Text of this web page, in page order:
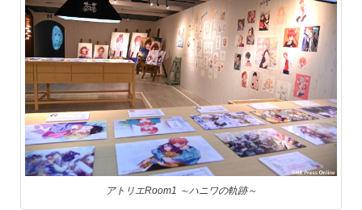
アトリエRoom1 ～ハニワの軌跡～